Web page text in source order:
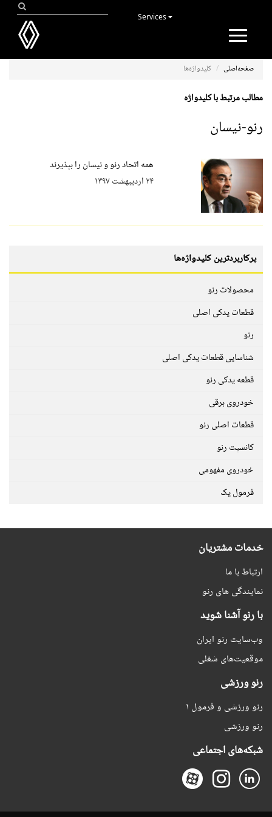
Toggle
صفحه‌اصلی کلیدواژه‌ها
مطالب مرتبط با کلیدواژه
رنو-نیسان
همه اتحاد رنو و نیسان را بپذیرند
۲۴ اردیبهشت ۱۳۹۷
پرکاربردترین کلیدواژه‌ها
محصولات رنو
قطعات یدکی اصلی
رنو
شناسایی قطعات یدکی اصلی
قطعه یدکی رنو
خودروی برقی
قطعات اصلی رنو
کانسپت رنو
خودروی مفهومی
فرمول یک
خدمات مشتریان
ارتباط با ما
نمایندگی های رنو
با رنو آشنا شوید
وب‌سایت رنو ایران
موقعیت‌های شغلی
رنو ورزشی
رنو ورزشی و فرمول ۱
رنو ورزشی
شبکه‌های اجتماعی